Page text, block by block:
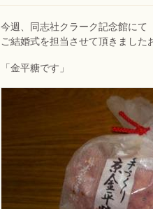
今週、同志社クラーク記念館にて
ご結婚式を担当させて頂きました
「金平糖です」